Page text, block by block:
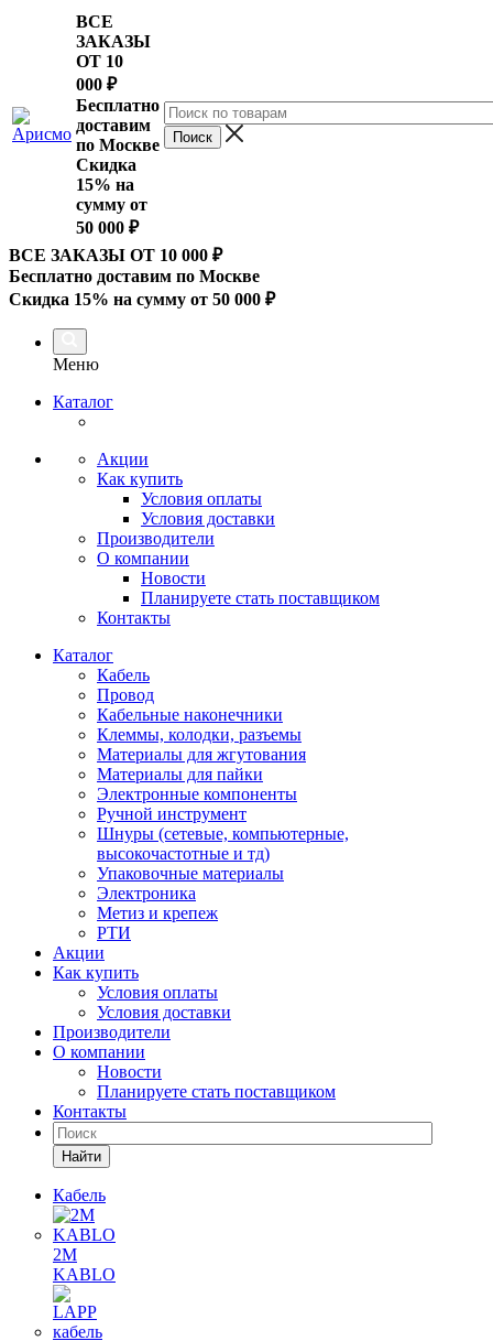
ВСЕ
ЗАКАЗЫ
ОТ 10
000 ₽
Бесплатно
доставим
по Москве
Скидка
15% на
сумму от
50 000 ₽
ВСЕ ЗАКАЗЫ ОТ 10 000 ₽
Бесплатно доставим по Москве
Скидка 15% на сумму от 50 000 ₽
Меню
Каталог
Акции
Как купить
Условия оплаты
Условия доставки
Производители
О компании
Новости
Планируете стать поставщиком
Контакты
Каталог
Кабель
Провод
Кабельные наконечники
Клеммы, колодки, разъемы
Материалы для жгутования
Материалы для пайки
Электронные компоненты
Ручной инструмент
Шнуры (сетевые, компьютерные,
высокочастотные и тд)
Упаковочные материалы
Электроника
Метиз и крепеж
РТИ
Акции
Как купить
Условия оплаты
Условия доставки
Производители
О компании
Новости
Планируете стать поставщиком
Контакты
Найти
Кабель
2M
KABLO